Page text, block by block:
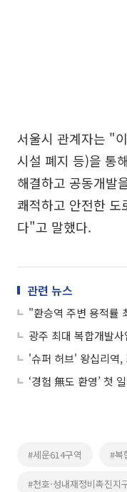
서울시 관계자는 "
시설 폐지 등)을 통
해결하고 공동개발
쾌적하고 안전한 도
다"고 말했다.
관련 뉴스
'슈퍼 허브' 왕십리역,
‘경험 無도 환영’ 첫
#세운614구역 #복
#천호·성내재정비촉진지